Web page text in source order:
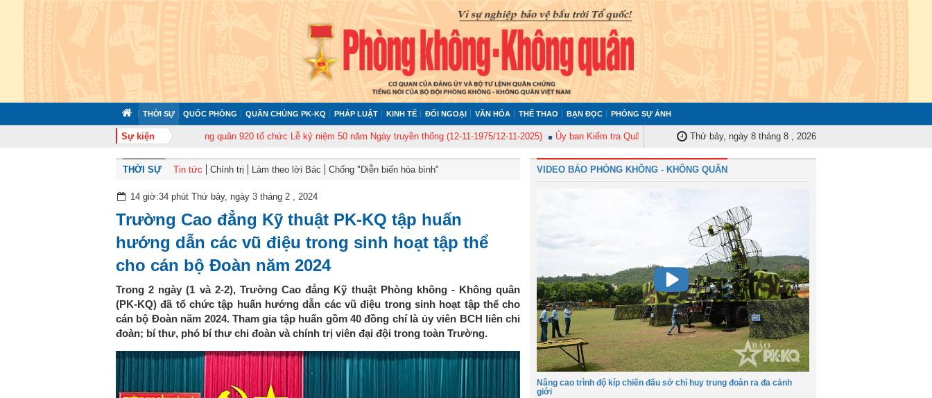
THỜI SỰ QUỐC PHÒNG QUÂN CHỦNG PK-KQ PHÁP LUẬT KINH TẾ ĐỐI NGOẠI VĂN HÓA THỂ THAO BẠN ĐỌC PHÓNG SỰ ẢNH
Sự kiện
Trung đoàn Không quân 920 tổ chức Lễ kỷ niệm 50 năm Ngày truyền thống (12-11-1975/12-11-2025) Ủy ban Kiểm tra Quân ủy Trung ương tập huấn nghiệp vụ công tác kiểm tra, giám sát năm 2025
Thứ bảy, ngày 8 tháng 8 , 2026
THỜI SỰ Tin tức Chính trị Làm theo lời Bác Chống "Diễn biến hòa bình"
14 giờ:34 phút Thứ bảy, ngày 3 tháng 2 , 2024
Trường Cao đẳng Kỹ thuật PK-KQ tập huấn
hướng dẫn các vũ điệu trong sinh hoạt tập thể
cho cán bộ Đoàn năm 2024
Trong 2 ngày (1 và 2-2), Trường Cao đẳng Kỹ thuật Phòng không - Không quân
(PK-KQ) đã tổ chức tập huấn hướng dẫn các vũ điệu trong sinh hoạt tập thể cho
cán bộ Đoàn năm 2024. Tham gia tập huấn gồm 40 đồng chí là ủy viên BCH liên chi
đoàn; bí thư, phó bí thư chi đoàn và chính trị viên đại đội trong toàn Trường.
VIDEO BÁO PHÒNG KHÔNG - KHÔNG QUÂN
Nâng cao trình độ kíp chiến đấu sở chỉ huy trung đoàn ra đa cảnh
giới